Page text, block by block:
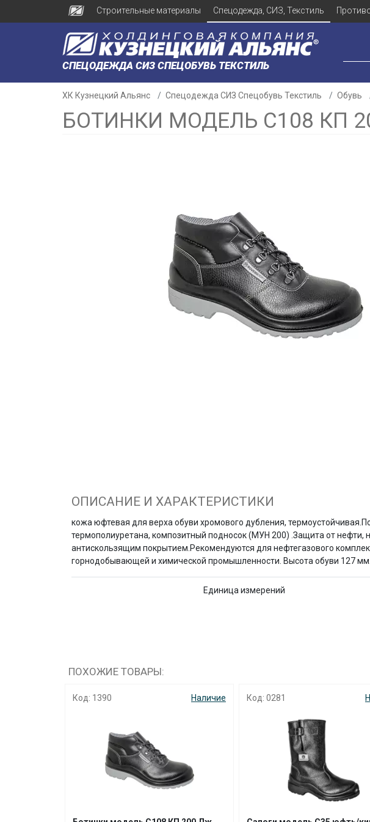
Строительные материалы Спецодежда, СИЗ, Текстиль
СПЕЦОДЕЖДА СИЗ СПЕЦОБУВЬ ТЕКСТИЛЬ
ХК Кузнецкий Альянс Спецодежда СИЗ Спецобувь Текстиль Обувь
БОТИНКИ МОДЕЛЬ С108 КП
ОПИСАНИЕ И ХАРАКТЕРИСТИКИ
кожа юфтевая для верха обуви хромового дубления,
термополиуретана, композитный подносок (МУН 200) .Защита от
антискользящим покрытием.Рекомендуются для нефтегазового
горнодобывающей и химической промышленности. Высота обуви 127
Единица измерений
ПОХОЖИЕ ТОВАРЫ:
Код: 1390 Наличие Код: 0281
График платежей
Сегодня
25%
Оставшиеся 75
с вашей карты